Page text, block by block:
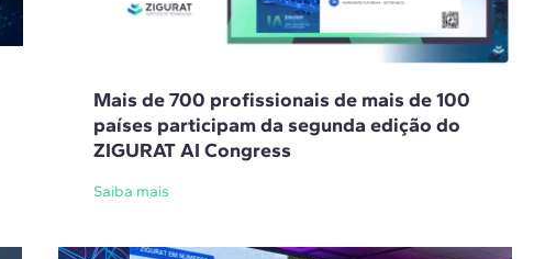
Mais de 700 profissionais de mais de 100
países participam da segunda edição do
ZIGURAT AI Congress
Saiba mais